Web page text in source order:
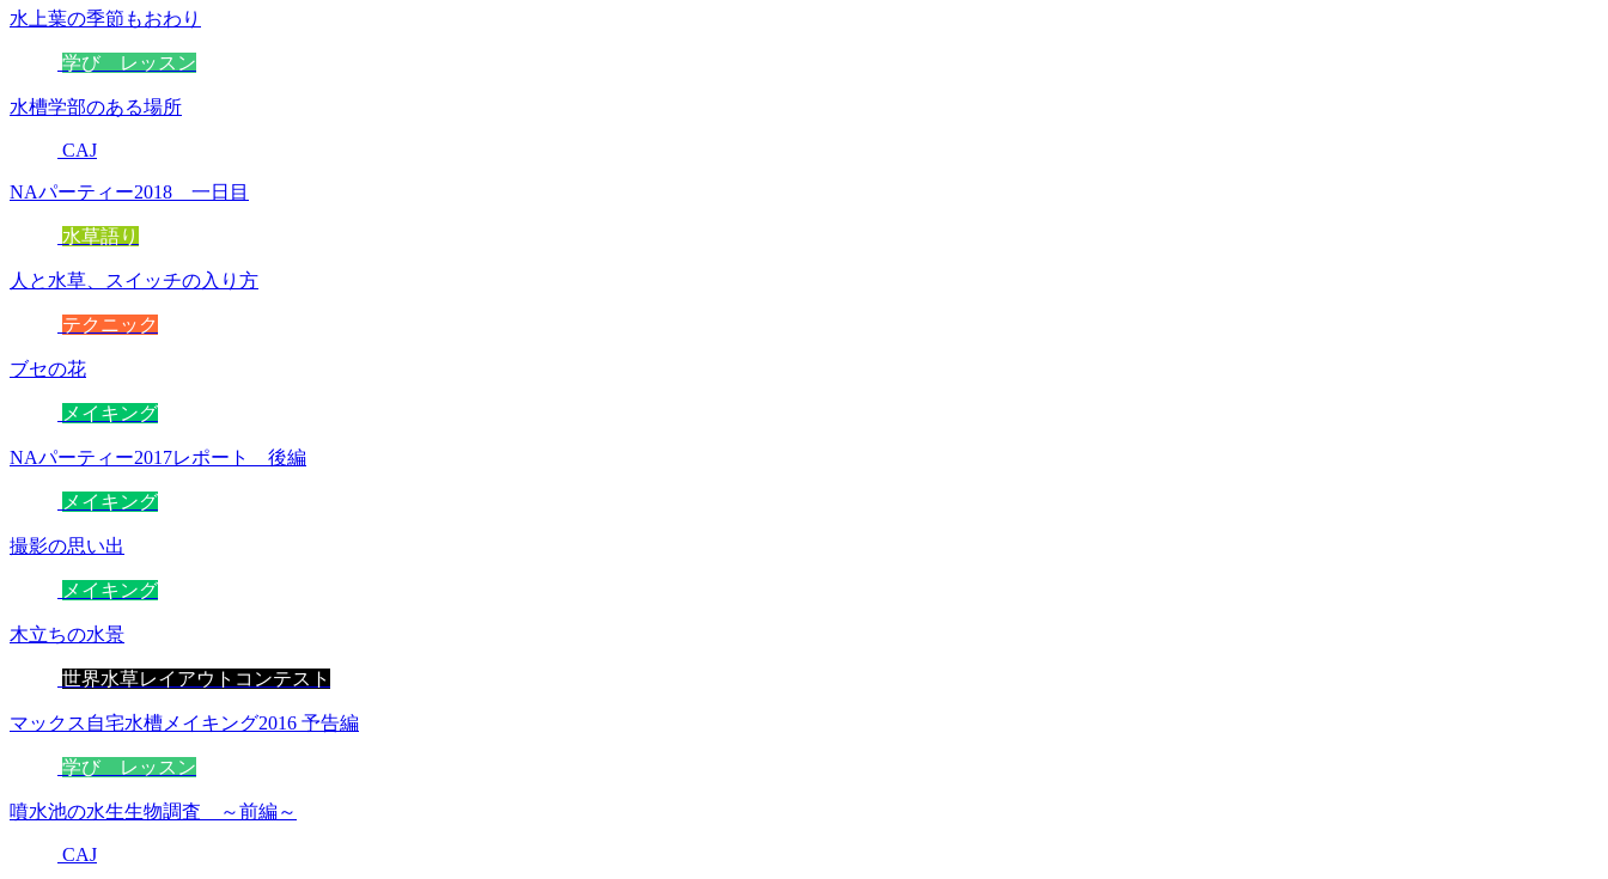
水上葉の季節もおわり
学び レッスン
水槽学部のある場所
CAJ
NAパーティー2018 一日目
水草語り
人と水草、スイッチの入り方
テクニック
ブセの花
メイキング
NAパーティー2017レポート 後編
メイキング
撮影の思い出
メイキング
木立ちの水景
世界水草レイアウトコンテスト
マックス自宅水槽メイキング2016 予告編
学び レッスン
噴水池の水生生物調査 ～前編～
CAJ